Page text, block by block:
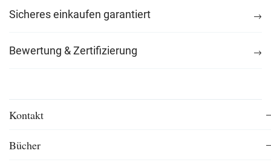
Sicheres einkaufen garantiert
Bewertung & Zertifizierung
Kontakt
Bücher